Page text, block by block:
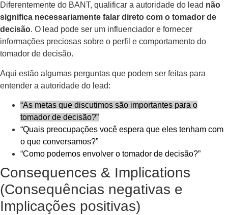
Diferentemente do BANT, qualificar a autoridade do lead não
significa necessariamente falar direto com o tomador de
decisão. O lead pode ser um influenciador e fornecer
informações preciosas sobre o perfil e comportamento do
tomador de decisão.
Aqui estão algumas perguntas que podem ser feitas para
entender a autoridade do lead:
“As metas que discutimos são importantes para o
tomador de decisão?”
“Quais preocupações você espera que eles tenham com
o que conversamos?”
“Como podemos envolver o tomador de decisão?”
Consequences & Implications
(Consequências negativas e
Implicações positivas)